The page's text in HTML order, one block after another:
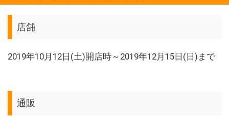
店舗
2019年10月12日(土)開店時～2019年12月15日(日)まで
通販